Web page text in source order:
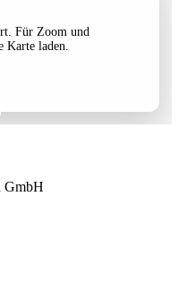
Für Zoom und
Karte laden.
GmbH